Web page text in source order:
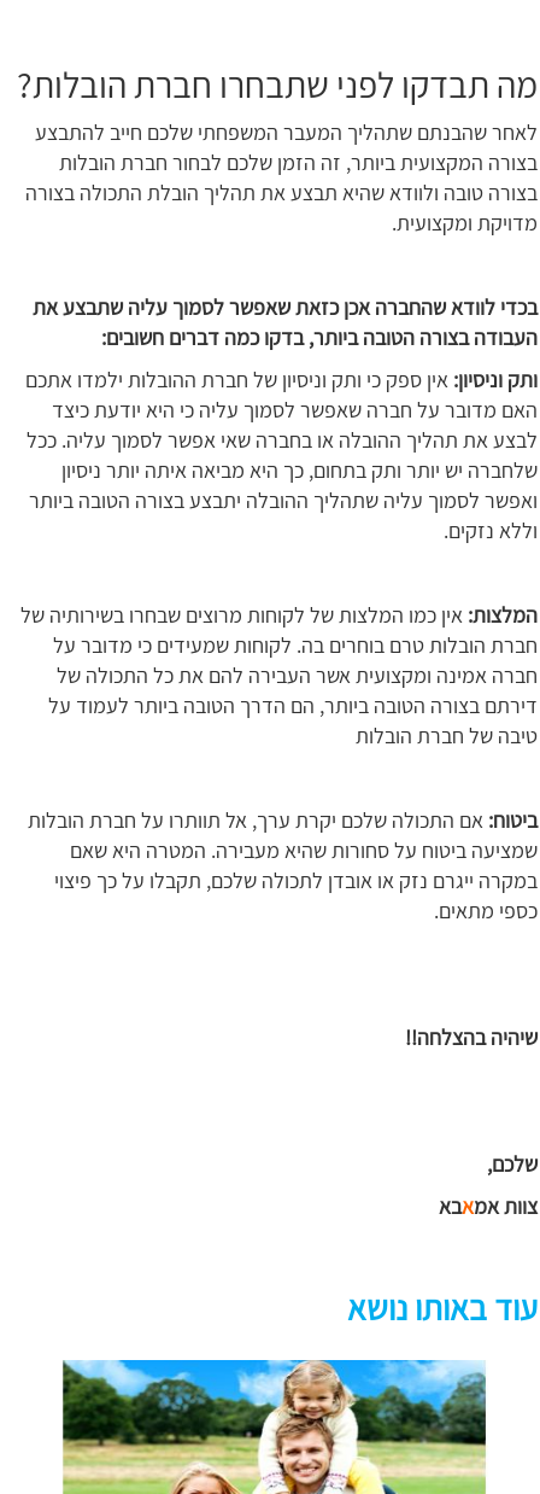
מה תבדקו לפני שתבחרו חברת הובלות?
לאחר שהבנתם שתהליך המעבר המשפחתי שלכם חייב להתבצע
בצורה המקצועית ביותר, זה הזמן שלכם לבחור חברת הובלות
בצורה טובה ולוודא שהיא תבצע את תהליך הובלת התכולה בצורה
מדויקת ומקצועית.
בכדי לוודא שהחברה אכן כזאת שאפשר לסמוך עליה שתבצע את
העבודה בצורה הטובה ביותר, בדקו כמה דברים חשובים:
ותק וניסיון: אין ספק כי ותק וניסיון של חברת ההובלות ילמדו אתכם
האם מדובר על חברה שאפשר לסמוך עליה כי היא יודעת כיצד
לבצע את תהליך ההובלה או בחברה שאי אפשר לסמוך עליה. ככל
שלחברה יש יותר ותק בתחום, כך היא מביאה איתה יותר ניסיון
ואפשר לסמוך עליה שתהליך ההובלה יתבצע בצורה הטובה ביותר
וללא נזקים.
המלצות: אין כמו המלצות של לקוחות מרוצים שבחרו בשירותיה של
חברת הובלות טרם בוחרים בה. לקוחות שמעידים כי מדובר על
חברה אמינה ומקצועית אשר העבירה להם את כל התכולה של
דירתם בצורה הטובה ביותר, הם הדרך הטובה ביותר לעמוד על
טיבה של חברת הובלות
ביטוח: אם התכולה שלכם יקרת ערך, אל תוותרו על חברת הובלות
שמציעה ביטוח על סחורות שהיא מעבירה. המטרה היא שאם
במקרה ייגרם נזק או אובדן לתכולה שלכם, תקבלו על כך פיצוי
כספי מתאים.
שיהיה בהצלחה!!
שלכם,
צוות אמאבא
עוד באותו נושא